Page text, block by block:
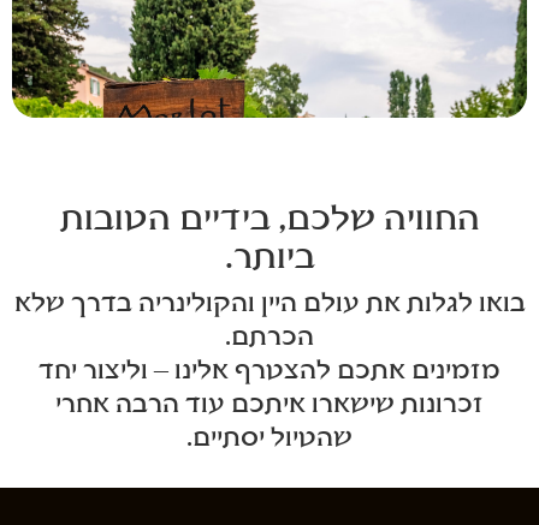
החוויה שלכם, בידיים הטובות
ביותר.
בואו לגלות את עולם היין והקולינריה בדרך שלא
הכרתם.
מזמינים אתכם להצטרף אלינו – וליצור יחד
זכרונות שישארו איתכם עוד הרבה אחרי
שהטיול יסתיים.